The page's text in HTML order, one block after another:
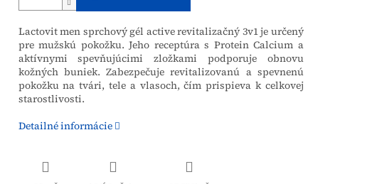
Lactovit men sprchový gél active revitalizačný 3v1 je určený
pre mužskú pokožku. Jeho receptúra s Protein Calcium a
aktívnymi spevňujúcimi zložkami podporuje obnovu
kožných buniek. Zabezpečuje revitalizovanú a spevnenú
pokožku na tvári, tele a vlasoch, čím prispieva k celkovej
starostlivosti.
Detailné informácie